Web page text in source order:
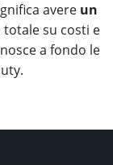
avere un
su costi e
a fondo le